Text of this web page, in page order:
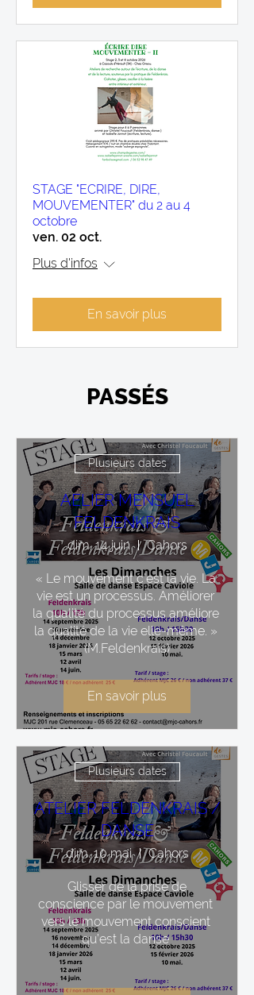
STAGE "ECRIRE, DIRE,
MOUVEMENTER" du 2 au 4
octobre
ven. 02 oct.
Plus d'infos
En savoir plus
PASSÉS
Plusieurs dates
AELIER MENSUEL
FELDENKRAIS
dim. 14 juin Cahors
« Le mouvement c’est la vie. La
vie est un processus. Améliorer
la qualité du processus améliore
la qualité de la vie elle-même. »
(M.Feldenkrais)
En savoir plus
Plusieurs dates
ATELIER FELDENKRAIS /
DANSE
dim. 10 mai Cahors
Glisser de la prise de
conscience par le mouvement
vers le mouvement conscient
qu’est la danse